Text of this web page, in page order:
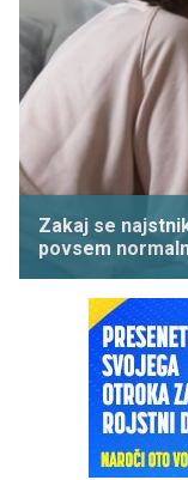
Zakaj se
povsem